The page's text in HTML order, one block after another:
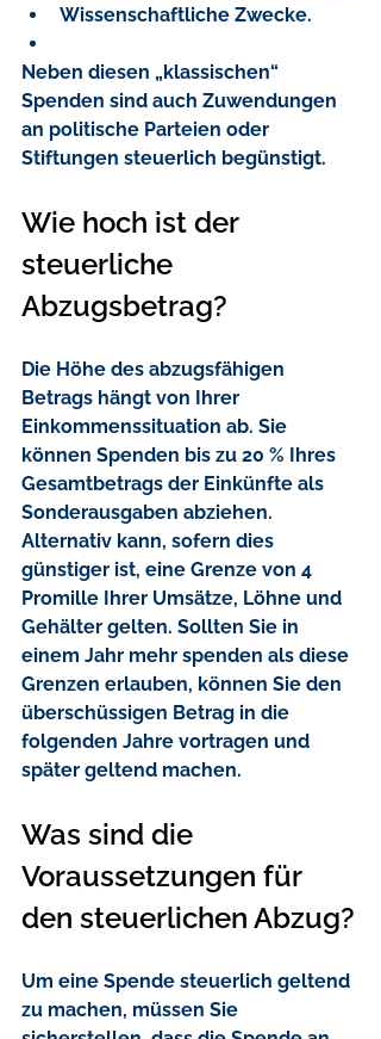
Wissenschaftliche Zwecke.
Neben diesen „klassischen“
Spenden sind auch Zuwendungen
an politische Parteien oder
Stiftungen steuerlich begünstigt.
Wie hoch ist der
steuerliche
Abzugsbetrag?
Die Höhe des abzugsfähigen
Betrags hängt von Ihrer
Einkommenssituation ab. Sie
können Spenden bis zu 20 % Ihres
Gesamtbetrags der Einkünfte als
Sonderausgaben abziehen.
Alternativ kann, sofern dies
günstiger ist, eine Grenze von 4
Promille Ihrer Umsätze, Löhne und
Gehälter gelten. Sollten Sie in
einem Jahr mehr spenden als diese
Grenzen erlauben, können Sie den
überschüssigen Betrag in die
folgenden Jahre vortragen und
später geltend machen.
Was sind die
Voraussetzungen für
den steuerlichen Abzug?
Um eine Spende steuerlich geltend
zu machen, müssen Sie